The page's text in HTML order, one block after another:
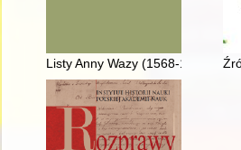
Listy Anny Wazy (1568-1625) -